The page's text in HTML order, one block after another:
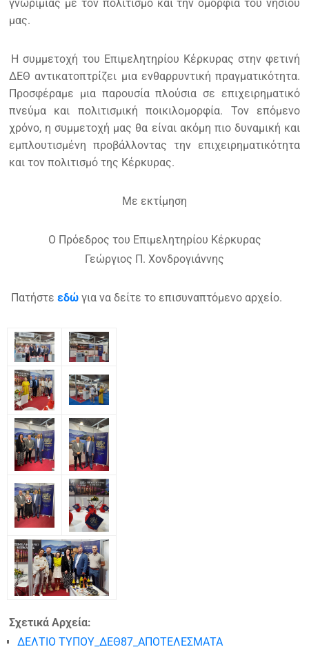
γνωριμίας με τον πολιτισμό και την ομορφιά του νησιού
μας.
Η συμμετοχή του Επιμελητηρίου Κέρκυρας στην φετινή
ΔΕΘ αντικατοπτρίζει μια ενθαρρυντική πραγματικότητα.
Προσφέραμε μια παρουσία πλούσια σε επιχειρηματικό
πνεύμα και πολιτισμική ποικιλομορφία. Τον επόμενο
χρόνο, η συμμετοχή μας θα είναι ακόμη πιο δυναμική και
εμπλουτισμένη προβάλλοντας την επιχειρηματικότητα
και τον πολιτισμό της Κέρκυρας.
Με εκτίμηση
Ο Πρόεδρος του Επιμελητηρίου Κέρκυρας
Γεώργιος Π. Χονδρογιάννης
Πατήστε εδώ για να δείτε το επισυναπτόμενο αρχείο.
Σχετικά Αρχεία:
ΔΕΛΤΙΟ ΤΥΠΟΥ_ΔΕΘ87_ΑΠΟΤΕΛΕΣΜΑΤΑ